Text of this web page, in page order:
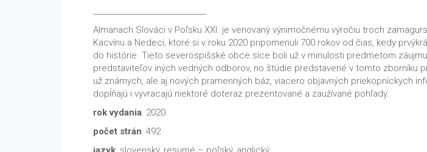
Almanach Slováci v Poľsku XXI. je venovaný výnimočnému výročiu troch
Kacvínu a Nedeci, ktoré si v roku 2020 pripomenuli 700 rokov od čias, kedy
do histórie. Tieto severospišské obce síce boli už v minulosti predmetom
predstaviteľov iných vedných odborov, no štúdie predstavené v tomto zborníku
už známych, ale aj nových pramenných báz, viacero objavných priekopníckych
dopĺňajú i vyvracajú niektoré doteraz prezentované a zaužívané pohľady.
rok vydania: 2020
počet strán: 492